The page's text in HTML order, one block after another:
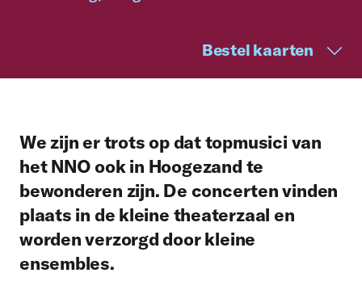
Bestel kaarten
We zijn er trots op dat topmusici van
het NNO ook in Hoogezand te
bewonderen zijn. De concerten vinden
plaats in de kleine theaterzaal en
worden verzorgd door kleine
ensembles.